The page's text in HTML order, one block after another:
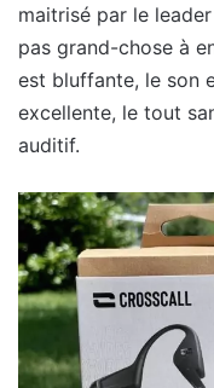
maitrisé par le leader
pas grand-chose à
est bluffante, le son
excellente, le tout
auditif.